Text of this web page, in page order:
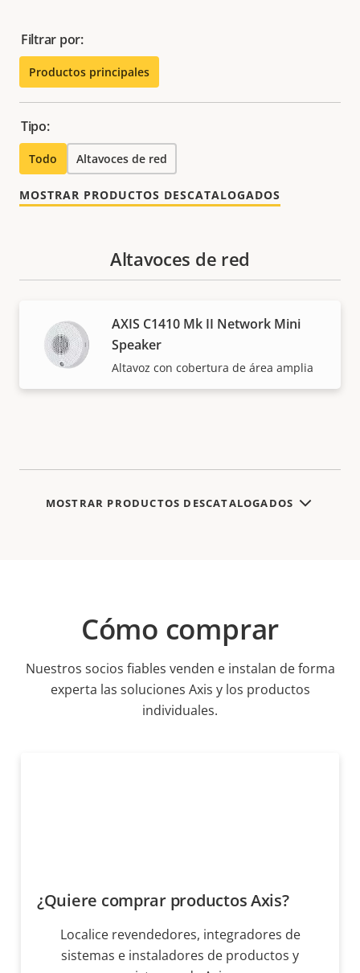
Filtrar por:
Productos principales
Tipo:
Todo Altavoces de red
MOSTRAR PRODUCTOS DESCATALOGADOS
Altavoces de red
AXIS C1410 Mk II Network Mini
Speaker
Altavoz con cobertura de área amplia
MOSTRAR PRODUCTOS DESCATALOGADOS
Cómo comprar
Nuestros socios fiables venden e instalan de forma
experta las soluciones Axis y los productos
individuales.
¿Quiere comprar productos Axis?
Localice revendedores, integradores de
sistemas e instaladores de productos y